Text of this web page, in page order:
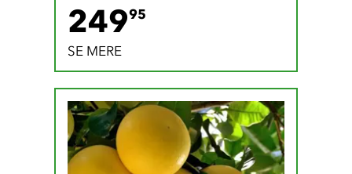
24995
SE MERE